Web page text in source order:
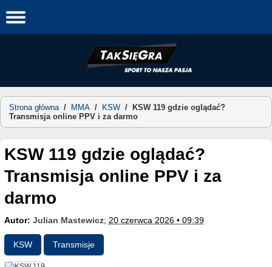
to
Strona główna/ MMA / KSW /
KSW 119 gdzie oglądać?
Transmisja online PPV i za darmo
KSW 119 gdzie oglądać?
Transmisja online PPV i za
darmo
Autor: Julian Mastewicz; 20 czerwca 2026 • 09:39
KSW Transmisje